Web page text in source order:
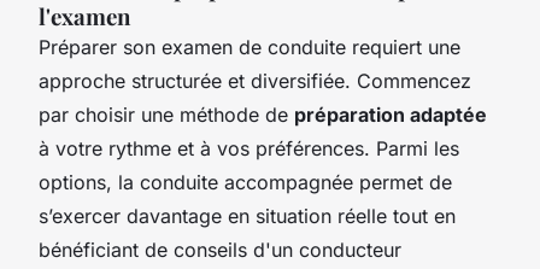
l'examen
Préparer son examen de conduite requiert une
approche structurée et diversifiée. Commencez
par choisir une méthode de préparation adaptée
à votre rythme et à vos préférences. Parmi les
options, la conduite accompagnée permet de
s’exercer davantage en situation réelle tout en
bénéficiant de conseils d'un conducteur